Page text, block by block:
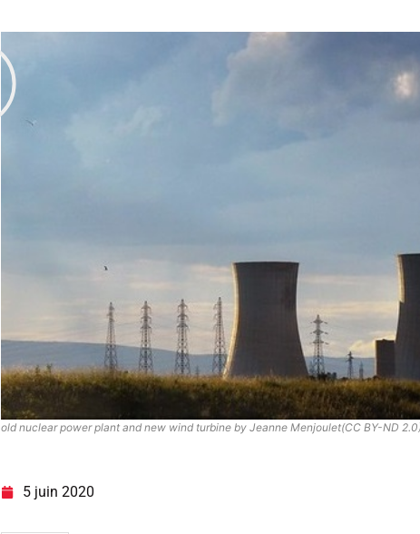
old nuclear power plant and new wind turbine by Jeanne Menjoulet(CC BY-ND
5 juin 2020